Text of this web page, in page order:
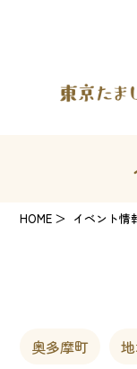
HOME イベント情
奥多摩町